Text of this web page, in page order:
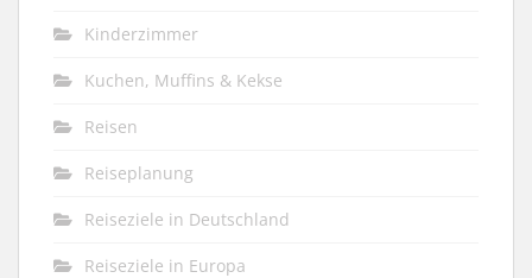
Kinderzimmer
Kuchen, Muffins & Kekse
Reisen
Reiseplanung
Reiseziele in Deutschland
Reiseziele in Europa